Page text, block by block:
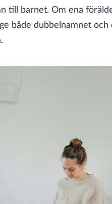
till barnet. Om ena
både dubbelnamnet och